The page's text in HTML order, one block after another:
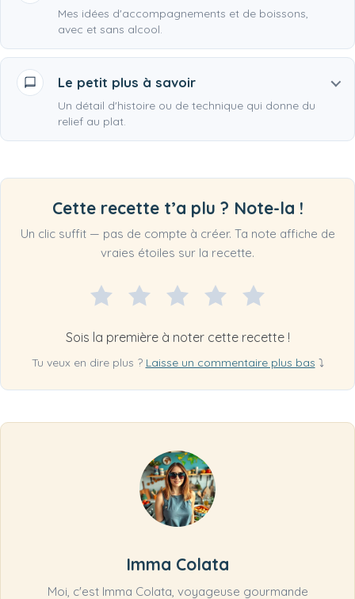
Mes idées d'accompagnements et de boissons,
avec et sans alcool.
Le petit plus à savoir
Un détail d'histoire ou de technique qui donne du
relief au plat.
Cette recette t’a plu ? Note-la !
Un clic suffit — pas de compte à créer. Ta note affiche de
vraies étoiles sur la recette.
Sois la première à noter cette recette !
Tu veux en dire plus ? Laisse un commentaire plus bas ⤵
Imma Colata
Moi, c'est Imma Colata, voyageuse gourmande